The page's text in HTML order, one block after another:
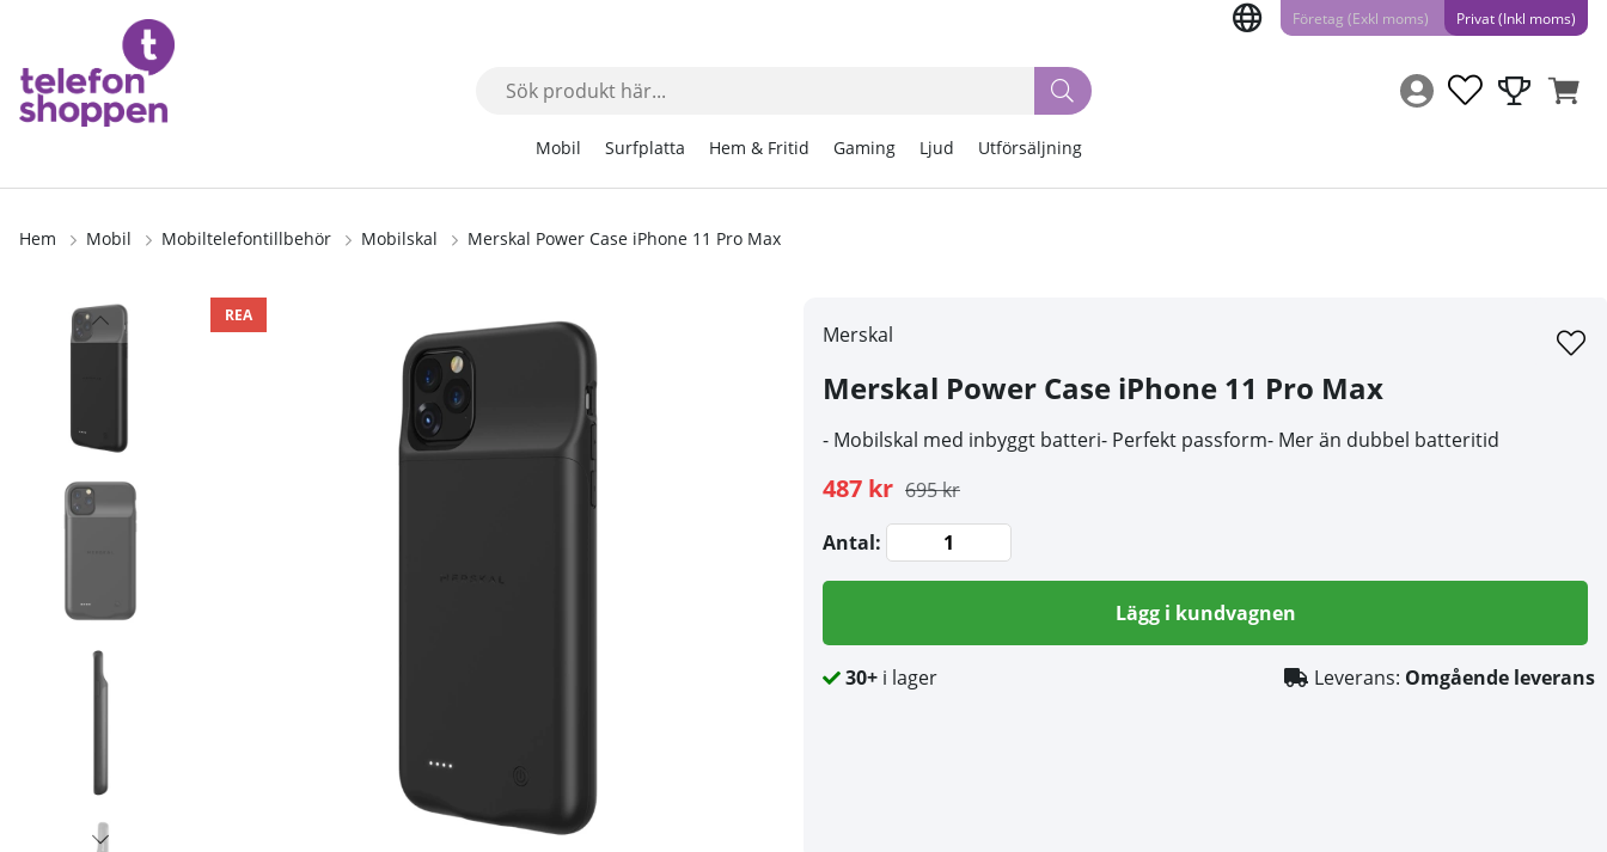
Företag (Exkl moms) Privat (Inkl moms)
Mobil Surfplatta Hem & Fritid Gaming Ljud Utförsäljning
Hem Mobil Mobiltelefontillbehör Mobilskal Merskal Power Case iPhone 11 Pro Max
REA
Produktbilder
Merskal
Merskal Power Case iPhone 11 Pro Max
- Mobilskal med inbyggt batteri- Perfekt passform- Mer än dubbel batteritid
487 kr 695 kr
Antal:
Lägg i kundvagnen
30+ i lager Leverans: Omgående leverans